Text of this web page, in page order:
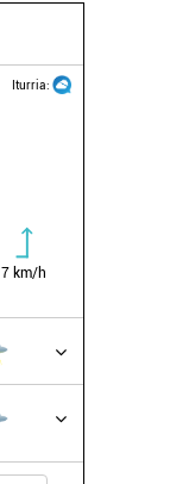
Iturria:
7 km/h